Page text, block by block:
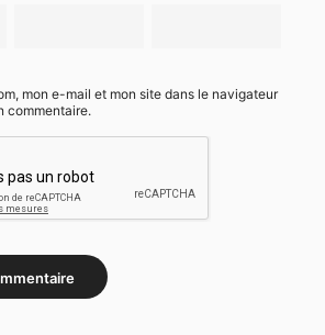
mon e-mail et mon site dans le navigateur
commentaire.